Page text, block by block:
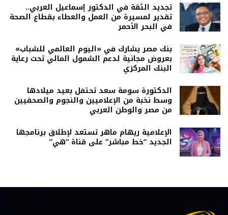
تجديد الثقة في الدكتور إسماعيل العربي..
تقدير لمسيرة من العمل والعطاء بقطاع الصحة
في البحر الأحمر
بنك مصر يشارك في «اليوم العالمي للشباب»
بعروض مجانية لدعم الشمول المالي تحت رعاية
البنك المركزي
الدكتورة سومة سعد تحتفل بعيد ميلادها
وسط نخبة من الإعلاميين والنجوم والصحفيين
من مصر والوطن العربي
الإعلامية ريهام ماهر تستعد لإطلاق برنامجها
الجديد “خط مباشر” على قناة “هي”